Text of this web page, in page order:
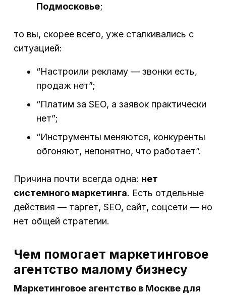
Подмосковье;
то вы, скорее всего, уже сталкивались с
ситуацией:
“Настроили рекламу — звонки есть,
продаж нет”;
“Платим за SEO, а заявок практически
нет”;
“Инструменты меняются, конкуренты
обгоняют, непонятно, что работает”.
Причина почти всегда одна: нет
системного маркетинга. Есть отдельные
действия — таргет, SEO, сайт, соцсети — но
нет общей стратегии.
Чем помогает маркетинговое
агентство малому бизнесу
Маркетинговое агентство в Москве для